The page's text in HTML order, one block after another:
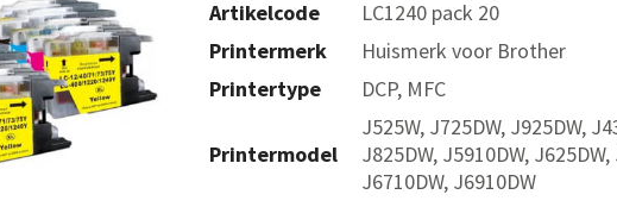
Artikelcode
LC1240 pack 20
Printermerk
Huismerk voor Brother
Printertype
DCP, MFC
Printermodel
J525W, J725DW, J925DW,
J825DW, J5910DW, J625DW,
J6710DW, J6910DW